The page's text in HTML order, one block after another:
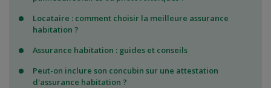
Locataire : comment choisir la meilleure assurance
habitation ?
Assurance habitation : guides et conseils
Peut-on inclure son concubin sur une attestation
d'assurance habitation ?